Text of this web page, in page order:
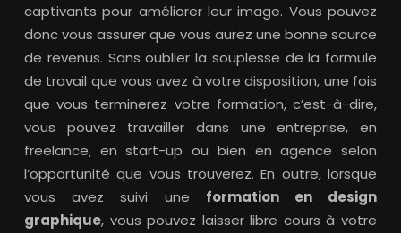
captivants pour améliorer leur image. Vous pouvez
donc vous assurer que vous aurez une bonne source
de revenus. Sans oublier la souplesse de la formule
de travail que vous avez à votre disposition, une fois
que vous terminerez votre formation, c’est-à-dire,
vous pouvez travailler dans une entreprise, en
freelance, en start-up ou bien en agence selon
l’opportunité que vous trouverez. En outre, lorsque
vous avez suivi une formation en design
graphique, vous pouvez laisser libre cours à votre